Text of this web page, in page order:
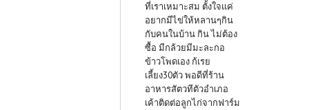
ที่เราเหมาะสม ตั้งใจแค่
อยากมีไข่ให้หลานๆกิน
กับคนในบ้าน กิน ไม่ต้อง
ซื้อ มีกล้วยมีมะละกอ
ข้าวโพดเอง ก้เรย
เลี้ยง30ตัว พอดีที่ร้าน
อาหารสัตวทีตัวอำเภอ
เค้าติดต่อลูกไก่จากฟาร์ม